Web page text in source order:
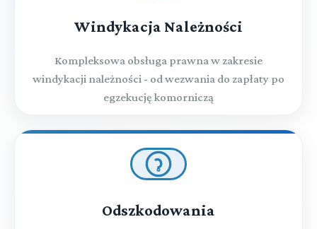
Windykacja Należności
Kompleksowa obsługa prawna w zakresie
windykacji należności - od wezwania do zapłaty po
egzekucję komorniczą
Odszkodowania